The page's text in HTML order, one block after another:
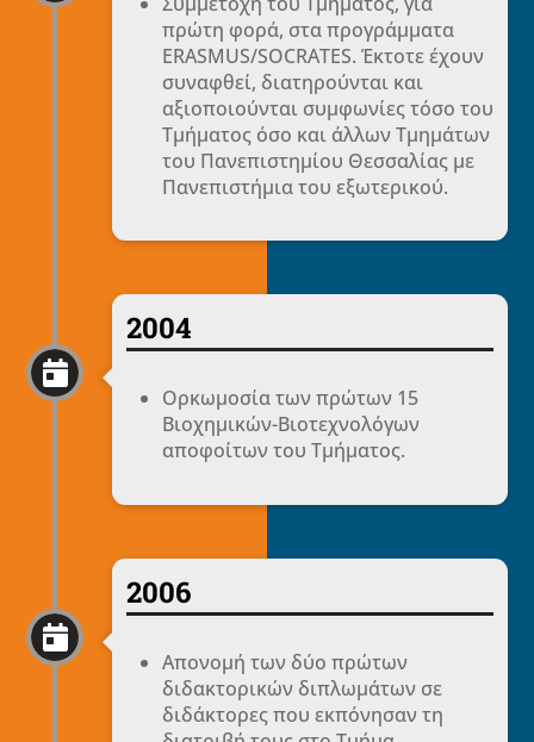
πρώτη φορά, στα προγράμματα
ERASMUS/SOCRATES. Έκτοτε έχουν
συναφθεί, διατηρούνται και
αξιοποιούνται συμφωνίες τόσο του
Τμήματος όσο και άλλων Τμημάτων
του Πανεπιστημίου Θεσσαλίας με
Πανεπιστήμια του εξωτερικού.

2004
Ορκωμοσία των πρώτων 15
Βιοχημικών-Βιοτεχνολόγων
αποφοίτων του Τμήματος.

2006
Απονομή των δύο πρώτων
διδακτορικών διπλωμάτων σε
διδάκτορες που εκπόνησαν τη